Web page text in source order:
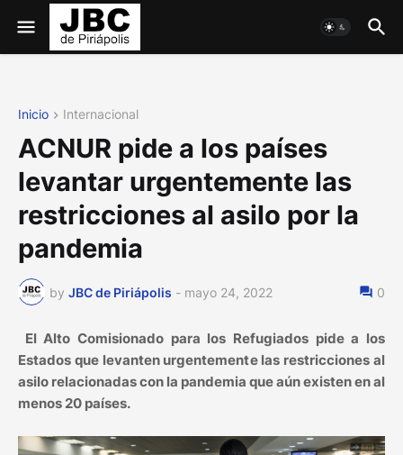
Inicio Internacional
ACNUR pide a los países
levantar urgentemente las
restricciones al asilo por la
pandemia
by JBC de Piriápolis - mayo 24, 2022 0
El Alto Comisionado para los Refugiados pide a los
Estados que levanten urgentemente las restricciones al
asilo relacionadas con la pandemia que aún existen en al
menos 20 países.